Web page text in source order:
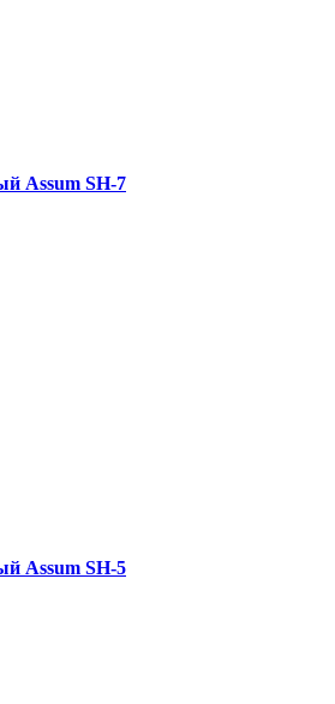
Assum SH-7
Assum SН-5